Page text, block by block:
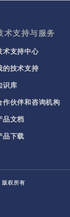
术支持与服务
术支持中心
的技术支持
识库
作伙伴和咨询机构
品文档
品下载
权所有